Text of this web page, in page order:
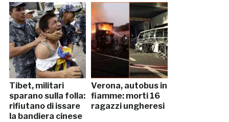
Tibet, militari
sparano sulla folla:
rifiutano di issare
la bandiera cinese
Verona, autobus in
fiamme: morti 16
ragazzi ungheresi